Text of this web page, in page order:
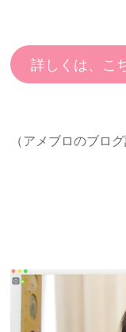
詳しくは、こ
（アメブロのブロ